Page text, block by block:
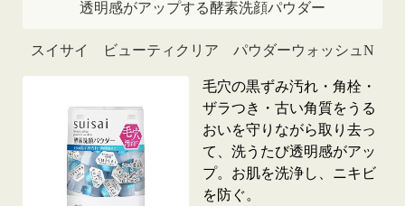
透明感がアップする酵素洗顔パウダー
スイサイ ビューティクリア パウダーウォッシュN
毛穴の黒ずみ汚れ・角栓・
ザラつき・古い角質をうる
おいを守りながら取り去っ
て、洗うたび透明感がアッ
プ。お肌を洗浄し、ニキビ
を防ぐ。